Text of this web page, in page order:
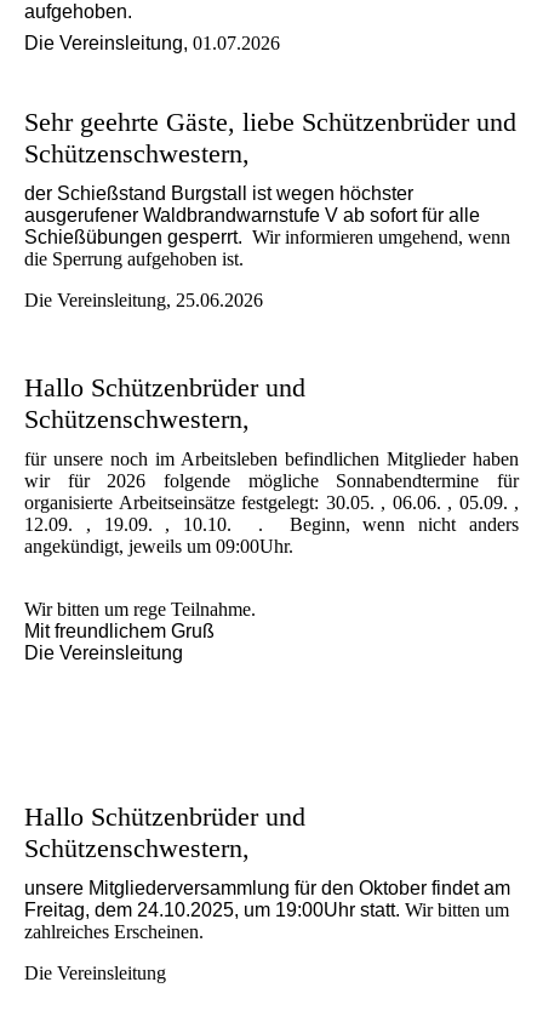
aufgehoben.
Die Vereinsleitung, 01.07.2026
Sehr geehrte Gäste, liebe Schützenbrüder und
Schützenschwestern,
der Schießstand Burgstall ist wegen höchster
ausgerufener Waldbrandwarnstufe V ab sofort für alle
Schießübungen gesperrt. Wir informieren umgehend, wenn
die Sperrung aufgehoben ist.
Die Vereinsleitung, 25.06.2026
Hallo Schützenbrüder und
Schützenschwestern,
für unsere noch im Arbeitsleben befindlichen Mitglieder haben
wir für 2026 folgende mögliche Sonnabendtermine für
organisierte Arbeitseinsätze festgelegt: 30.05. , 06.06. , 05.09. ,
12.09. , 19.09. , 10.10. . Beginn, wenn nicht anders
angekündigt, jeweils um 09:00Uhr.
Wir bitten um rege Teilnahme.
Mit freundlichem Gruß
Die Vereinsleitung
Hallo Schützenbrüder und
Schützenschwestern,
unsere Mitgliederversammlung für den Oktober findet am
Freitag, dem 24.10.2025, um 19:00Uhr statt. Wir bitten um
zahlreiches Erscheinen.
Die Vereinsleitung